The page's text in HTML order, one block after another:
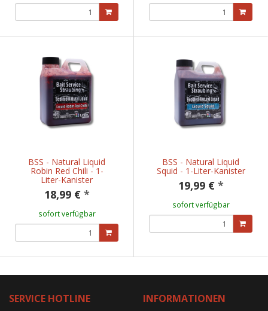
BSS - Natural Liquid
Robin Red Chili - 1-
Liter-Kanister
18,99 € *
sofort verfügbar
BSS - Natural Liquid
Squid - 1-Liter-Kanister
19,99 € *
sofort verfügbar
SERVICE HOTLINE
INFORMATIONEN